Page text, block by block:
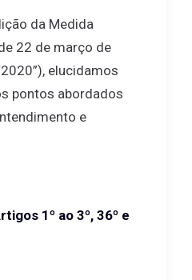
da Medida
22 de março de
elucidamos
pontos abordados
e
1º ao 3º, 36º e